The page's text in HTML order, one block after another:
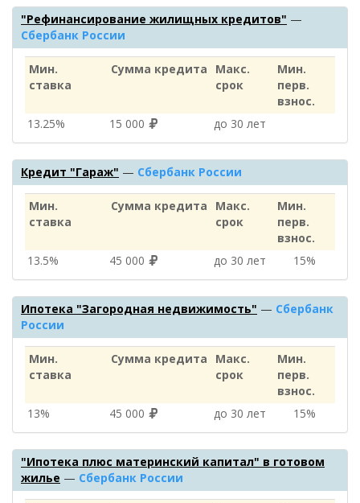
"Рефинансирование жилищных кредитов" —
Сбербанк России
Мин.
ставка
Сумма кредита
Макс.
срок
Мин.
перв.
взнос.
13.25%
15 000 до 30 лет
Кредит "Гараж" — Сбербанк России
Мин.
ставка
Сумма кредита
Макс.
срок
Мин.
перв.
взнос.
13.5%
45 000 до 30 лет 15%
Ипотека "Загородная недвижимость" — Сбербанк
России
Мин.
ставка
Сумма кредита
Макс.
срок
Мин.
перв.
взнос.
13%
45 000 до 30 лет 15%
"Ипотека плюс материнский капитал" в готовом
жилье — Сбербанк России